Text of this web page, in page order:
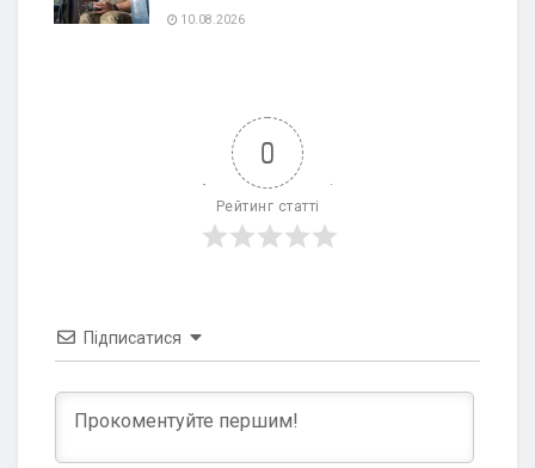
10.08.2026
0
Рейтинг статті
Підписатися